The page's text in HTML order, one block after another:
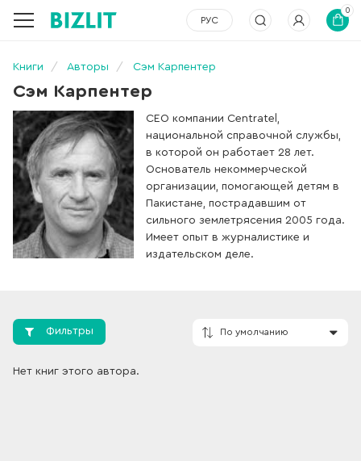
РУС
0
Книги Авторы Сэм Карпентер
Сэм Карпентер
CEO компании Centratel,
национальной справочной службы,
в которой он работает 28 лет.
Основатель некоммерческой
организации, помогающей детям в
Пакистане, пострадавшим от
сильного землетрясения 2005 года.
Имеет опыт в журналистике и
издательском деле.
Фильтры
Нет книг этого автора.